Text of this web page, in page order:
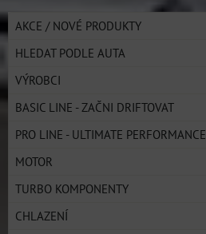
AKCE / NOVÉ PRODUKTY
HLEDAT PODLE AUTA
VÝROBCI
BASIC LINE - ZAČNI DRIFTOVAT
PRO LINE - ULTIMATE PERFORMANCE
MOTOR
TURBO KOMPONENTY
CHLAZENÍ